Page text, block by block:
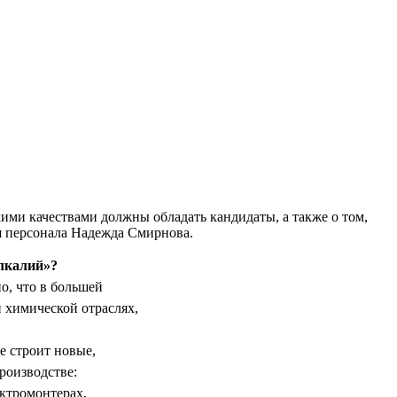
качествами должны обладать кандидаты, а также о том,
персонала Надежда Смирнова.
что в большей
отраслях,
строит новые,